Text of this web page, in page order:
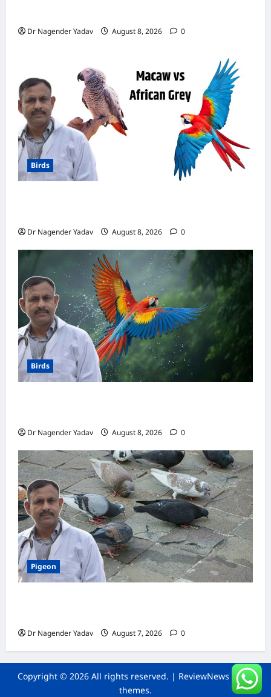
Dr Nagender Yadav August 8, 2026 0
Birds
Dr Nagender Yadav August 8, 2026 0
Birds
Dr Nagender Yadav August 8, 2026 0
Pigeon
Dr Nagender Yadav August 7, 2026 0
Copyright © 2026 All rights reserved. | ReviewNews by AF
themes.